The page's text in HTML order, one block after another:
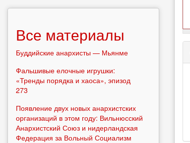
информация
Все материалы
Буддийские анархисты — Мьянме
Фальшивые елочные игрушки:
«Тренды порядка и хаоса», эпизод
273
Появление двух новых анархистских
организаций в этом году: Вильнюсский
Анархистский Союз и нидерландская
Федерация за Вольный Социализм